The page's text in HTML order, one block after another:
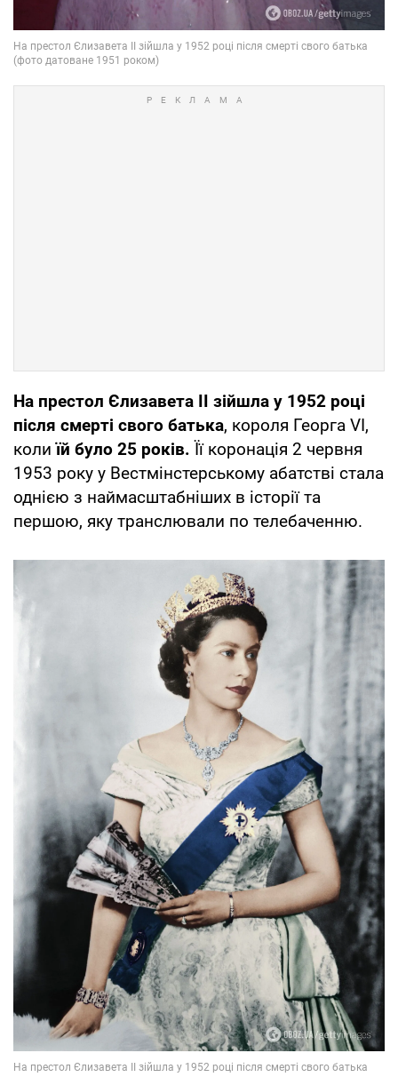
На престол Єлизавета II зійшла у 1952 році
після смерті свого батька, короля Георга VI,
колиїй було 25 років. Її коронація 2 червня
1953 року у Вестмінстерському абатстві стала
однією з наймасштабніших в історії та
першою, яку транслювали по телебаченню.